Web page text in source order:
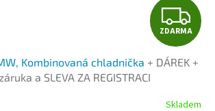
Z
D
A
R
ZDARMA
Kombinovaná chladnička + DÁREK +
a SLEVA ZA REGISTRACI
Skladem